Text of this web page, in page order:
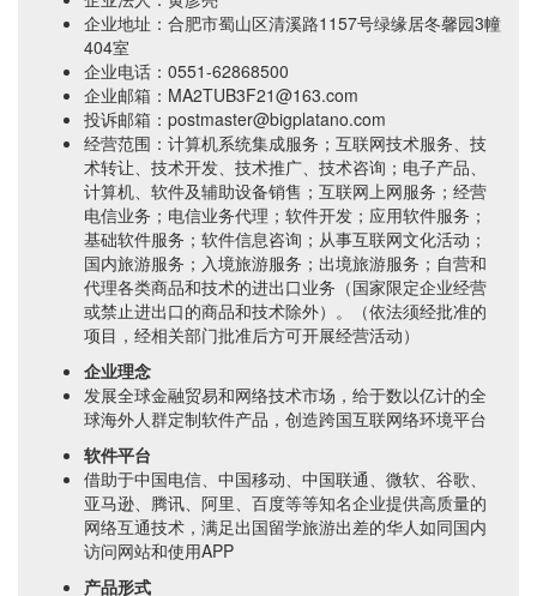
企业地址：合肥市蜀山区清溪路1157号绿缘居冬馨园3幢
404室
企业电话：0551-62868500
企业邮箱：MA2TUB3F21@163.com
投诉邮箱：postmaster@bigplatano.com
经营范围：计算机系统集成服务；互联网技术服务、技
术转让、技术开发、技术推广、技术咨询；电子产品、
计算机、软件及辅助设备销售；互联网上网服务；经营
电信业务；电信业务代理；软件开发；应用软件服务；
基础软件服务；软件信息咨询；从事互联网文化活动；
国内旅游服务；入境旅游服务；出境旅游服务；自营和
代理各类商品和技术的进出口业务（国家限定企业经营
或禁止进出口的商品和技术除外）。（依法须经批准的
项目，经相关部门批准后方可开展经营活动）
企业理念
发展全球金融贸易和网络技术市场，给于数以亿计的全
球海外人群定制软件产品，创造跨国互联网络环境平台
软件平台
借助于中国电信、中国移动、中国联通、微软、谷歌、
亚马逊、腾讯、阿里、百度等等知名企业提供高质量的
网络互通技术，满足出国留学旅游出差的华人如同国内
访问网站和使用APP
产品形式